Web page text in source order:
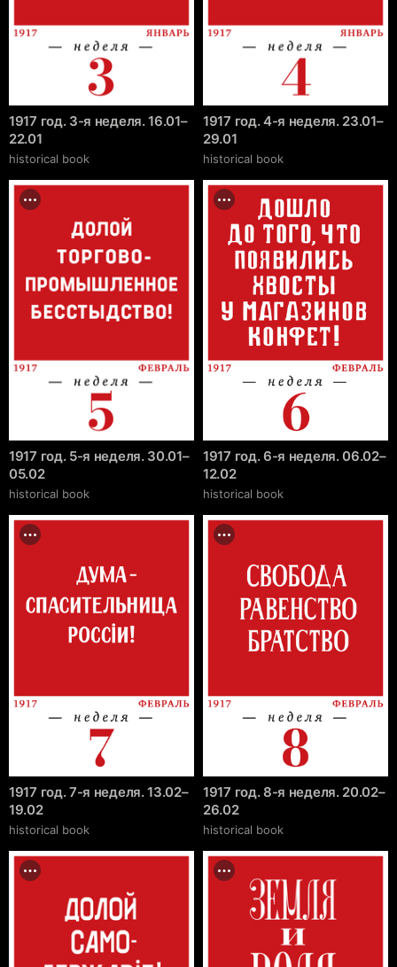
1917 год. 3-я неделя. 16.01–
22.01
historical book
1917 год. 4-я неделя. 23.01–
29.01
historical book
1917 год. 5-я неделя. 30.01–
05.02
historical book
1917 год. 6-я неделя. 06.02–
12.02
historical book
1917 год. 7-я неделя. 13.02–
19.02
historical book
1917 год. 8-я неделя. 20.02–
26.02
historical book